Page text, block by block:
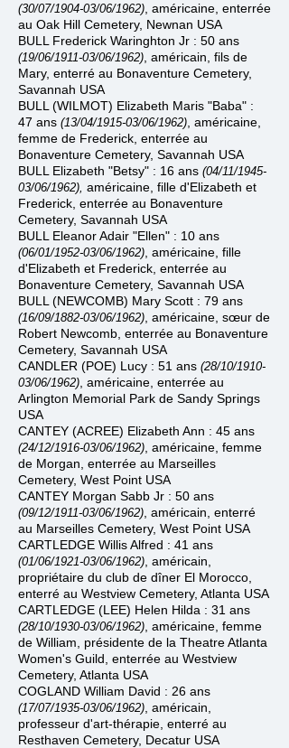
(30/07/1904-03/06/1962) , américaine, enterrée
au Oak Hill Cemetery, Newnan USA
BULL Frederick Waringhton Jr : 50 ans
(19/06/1911-03/06/1962) , américain, fils de
Mary, enterré au Bonaventure Cemetery,
Savannah USA
BULL (WILMOT) Elizabeth Maris "Baba" :
47 ans (13/04/1915-03/06/1962) , américaine,
femme de Frederick, enterrée au
Bonaventure Cemetery, Savannah USA
BULL Elizabeth "Betsy" : 16 ans (04/11/1945-
03/06/1962), américaine, fille d'Elizabeth et
Frederick, enterrée au Bonaventure
Cemetery, Savannah USA
BULL Eleanor Adair "Ellen" : 10 ans
(06/01/1952-03/06/1962) , américaine, fille
d'Elizabeth et Frederick, enterrée au
Bonaventure Cemetery, Savannah USA
BULL (NEWCOMB) Mary Scott : 79 ans
(16/09/1882-03/06/1962) , américaine, sœur de
Robert Newcomb, enterrée au Bonaventure
Cemetery, Savannah USA
CANDLER (POE) Lucy : 51 ans (28/10/1910-
03/06/1962) , américaine, enterrée au
Arlington Memorial Park de Sandy Springs
USA
CANTEY (ACREE) Elizabeth Ann : 45 ans
(24/12/1916-03/06/1962) , américaine, femme
de Morgan, enterrée au Marseilles
Cemetery, West Point USA
CANTEY Morgan Sabb Jr : 50 ans
(09/12/1911-03/06/1962) , américain, enterré
au Marseilles Cemetery, West Point USA
CARTLEDGE Willis Alfred : 41 ans
(01/06/1921-03/06/1962) , américain,
propriétaire du club de dîner El Morocco,
enterré au Westview Cemetery, Atlanta USA
CARTLEDGE (LEE) Helen Hilda : 31 ans
(28/10/1930-03/06/1962) , américaine, femme
de William, présidente de la Theatre Atlanta
Women's Guild, enterrée au Westview
Cemetery, Atlanta USA
COGLAND William David : 26 ans
(17/07/1935-03/06/1962) , américain
professeur d'art-thérapie, enterré au
Resthaven Cemetery, Decatur USA